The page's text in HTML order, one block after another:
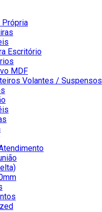
Própria
Escritório
MDF
Volantes / Suspensos